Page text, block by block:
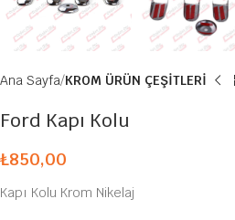
Ana Sayfa KROM ÜRÜN ÇEŞİTLERİ
Ford Kapı Kolu
₺850,00
Kapı Kolu Krom Nikelaj